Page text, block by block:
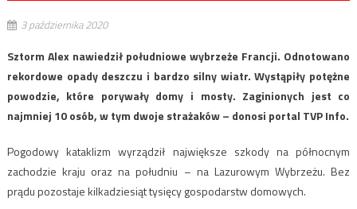
3 października 2020
Sztorm Alex nawiedził południowe wybrzeże Francji. Odnotowano
rekordowe opady deszczu i bardzo silny wiatr. Wystąpiły potężne
powodzie, które porywały domy i mosty. Zaginionych jest co
najmniej 10 osób, w tym dwoje strażaków – donosi portal TVP Info.
Pogodowy kataklizm wyrządził największe szkody na północnym
zachodzie kraju oraz na południu – na Lazurowym Wybrzeżu. Bez
prądu pozostaje kilkadziesiąt tysięcy gospodarstw domowych.